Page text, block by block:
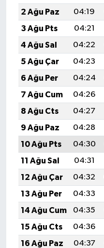
2 Ağu Paz
04:19
3 Ağu Pts
04:21
4 Ağu Sal
04:22
5 Ağu Çar
04:23
6 Ağu Per
04:24
7 Ağu Cum
04:26
8 Ağu Cts
04:27
9 Ağu Paz
04:28
10 Ağu Pts
04:30
11 Ağu Sal
04:31
12 Ağu Çar
04:32
13 Ağu Per
04:33
14 Ağu Cum
04:35
15 Ağu Cts
04:36
16 Ağu Paz
04:37